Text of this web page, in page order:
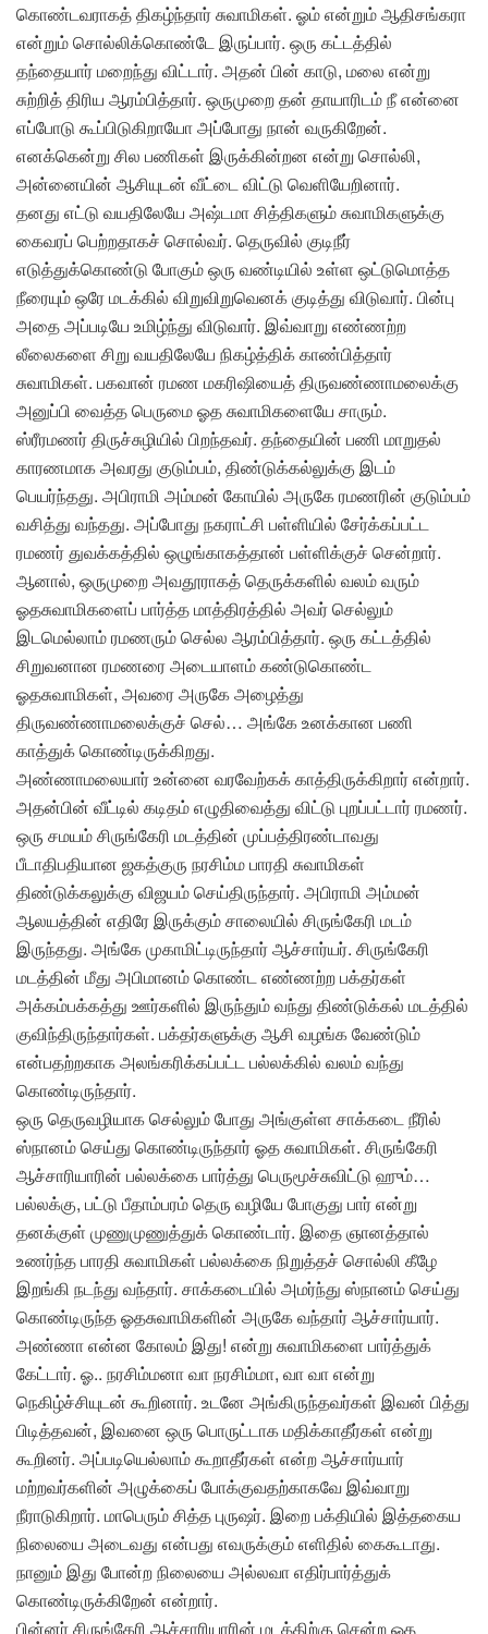
கொண்டவராகத் திகழ்ந்தார் சுவாமிகள். ஓம் என்றும் ஆதிசங்கரா
என்றும் சொல்லிக்கொண்டே இருப்பார். ஒரு கட்டத்தில்
தந்தையார் மறைந்து விட்டார். அதன் பின் காடு, மலை என்று
சுற்றித் திரிய ஆரம்பித்தார். ஒருமுறை தன் தாயாரிடம் நீ என்னை
எப்போடு கூப்பிடுகிறாயோ அப்போது நான் வருகிறேன்.
எனக்கென்று சில பணிகள் இருக்கின்றன என்று சொல்லி,
அன்னையின் ஆசியுடன் வீட்டை விட்டு வெளியேறினார்.
தனது எட்டு வயதிலேயே அஷ்டமா சித்திகளும் சுவாமிகளுக்கு
கைவரப் பெற்றதாகச் சொல்வர். தெருவில் குடிநீர்
எடுத்துக்கொண்டு போகும் ஒரு வண்டியில் உள்ள ஒட்டுமொத்த
நீரையும் ஒரே மடக்கில் விறுவிறுவெனக் குடித்து விடுவார். பின்பு
அதை அப்படியே உமிழ்ந்து விடுவார். இவ்வாறு எண்ணற்ற
லீலைகளை சிறு வயதிலேயே நிகழ்த்திக் காண்பித்தார்
சுவாமிகள். பகவான் ரமண மகரிஷியைத் திருவண்ணாமலைக்கு
அனுப்பி வைத்த பெருமை ஓத சுவாமிகளையே சாரும்.
ஸ்ரீரமணர் திருச்சுழியில் பிறந்தவர். தந்தையின் பணி மாறுதல்
காரணமாக அவரது குடும்பம், திண்டுக்கல்லுக்கு இடம்
பெயர்ந்தது. அபிராமி அம்மன் கோயில் அருகே ரமணரின் குடும்பம்
வசித்து வந்தது. அப்போது நகராட்சி பள்ளியில் சேர்க்கப்பட்ட
ரமணர் துவக்கத்தில் ஒழுங்காகத்தான் பள்ளிக்குச் சென்றார்.
ஆனால், ஒருமுறை அவதூராகத் தெருக்களில் வலம் வரும்
ஓதசுவாமிகளைப் பார்த்த மாத்திரத்தில் அவர் செல்லும்
இடமெல்லாம் ரமணரும் செல்ல ஆரம்பித்தார். ஒரு கட்டத்தில்
சிறுவனான ரமணரை அடையாளம் கண்டுகொண்ட
ஓதசுவாமிகள், அவரை அருகே அழைத்து
திருவண்ணாமலைக்குச் செல்… அங்கே உனக்கான பணி
காத்துக் கொண்டிருக்கிறது.
அண்ணாமலையார் உன்னை வரவேற்கக் காத்திருக்கிறார் என்றார்.
அதன்பின் வீட்டில் கடிதம் எழுதிவைத்து விட்டு புறப்பட்டார் ரமணர்.
ஒரு சமயம் சிருங்கேரி மடத்தின் முப்பத்திரண்டாவது
பீடாதிபதியான ஜகத்குரு நரசிம்ம பாரதி சுவாமிகள்
திண்டுக்கலுக்கு விஜயம் செய்திருந்தார். அபிராமி அம்மன்
ஆலயத்தின் எதிரே இருக்கும் சாலையில் சிருங்கேரி மடம்
இருந்தது. அங்கே முகாமிட்டிருந்தார் ஆச்சார்யர். சிருங்கேரி
மடத்தின் மீது அபிமானம் கொண்ட எண்ணற்ற பக்தர்கள்
அக்கம்பக்கத்து ஊர்களில் இருந்தும் வந்து திண்டுக்கல் மடத்தில்
குவிந்திருந்தார்கள். பக்தர்களுக்கு ஆசி வழங்க வேண்டும்
என்பதற்றகாக அலங்கரிக்கப்பட்ட பல்லக்கில் வலம் வந்து
கொண்டிருந்தார்.
ஒரு தெருவழியாக செல்லும் போது அங்குள்ள சாக்கடை நீரில்
ஸ்நானம் செய்து கொண்டிருந்தார் ஓத சுவாமிகள். சிருங்கேரி
ஆச்சாரியாரின் பல்லக்கை பார்த்து பெருமூச்சுவிட்டு ஹும்…
பல்லக்கு, பட்டு பீதாம்பரம் தெரு வழியே போகுது பார் என்று
தனக்குள் முணுமுணுத்துக் கொண்டார். இதை ஞானத்தால்
உணர்ந்த பாரதி சுவாமிகள் பல்லக்கை நிறுத்தச் சொல்லி கீழே
இறங்கி நடந்து வந்தார். சாக்கடையில் அமர்ந்து ஸ்நானம் செய்து
கொண்டிருந்த ஓதசுவாமிகளின் அருகே வந்தார் ஆச்சார்யார்.
அண்ணா என்ன கோலம் இது! என்று சுவாமிகளை பார்த்துக்
கேட்டார். ஓ.. நரசிம்மனா வா நரசிம்மா, வா வா என்று
நெகிழ்ச்சியுடன் கூறினார். உடனே அங்கிருந்தவர்கள் இவன் பித்து
பிடித்தவன், இவனை ஒரு பொருட்டாக மதிக்காதீர்கள் என்று
கூறினர். அப்படியெல்லாம் கூறாதீர்கள் என்ற ஆச்சார்யார்
மற்றவர்களின் அழுக்கைப் போக்குவதற்காகவே இவ்வாறு
நீராடுகிறார். மாபெரும் சித்த புருஷர். இறை பக்தியில் இத்தகைய
நிலையை அடைவது என்பது எவருக்கும் எளிதில் கைகூடாது.
நானும் இது போன்ற நிலையை அல்லவா எதிர்பார்த்துக்
கொண்டிருக்கிறேன் என்றார்.
பின்னர் சிருங்கேரி ஆச்சாரியாரின் மடத்திற்கு சென்ற ஓத